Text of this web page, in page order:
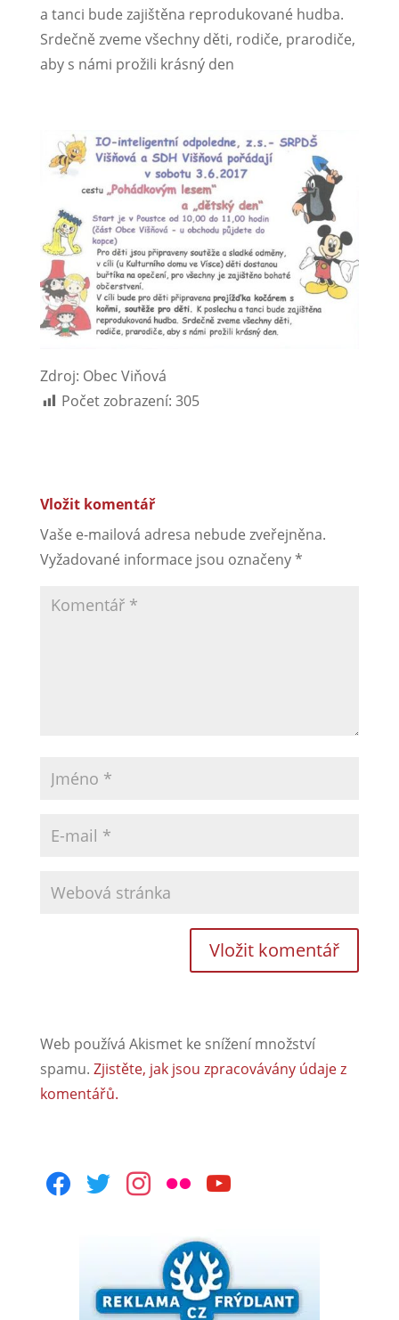
a tanci bude zajištěna reprodukované hudba.
Srdečně zveme všechny děti, rodiče, prarodiče,
aby s námi prožili krásný den
Zdroj: Obec Viňová
Počet zobrazení: 305
Vložit komentář
Vaše e-mailová adresa nebude zveřejněna.
Vyžadované informace jsou označeny*
Web používá Akismet ke snížení množství
spamu. Zjistěte, jak jsou zpracovávány údaje z
komentářů.
facebooktwitterinstagram
flickr youtube